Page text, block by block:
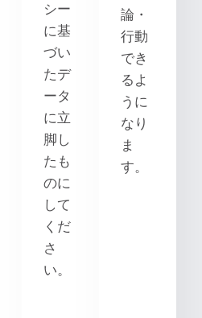
シー
に基
づい
たデ
ータ
に立
脚し
たも
のに
して
くだ
さ
い。
論・
行動
でき
るよ
うに
なり
ま
す。